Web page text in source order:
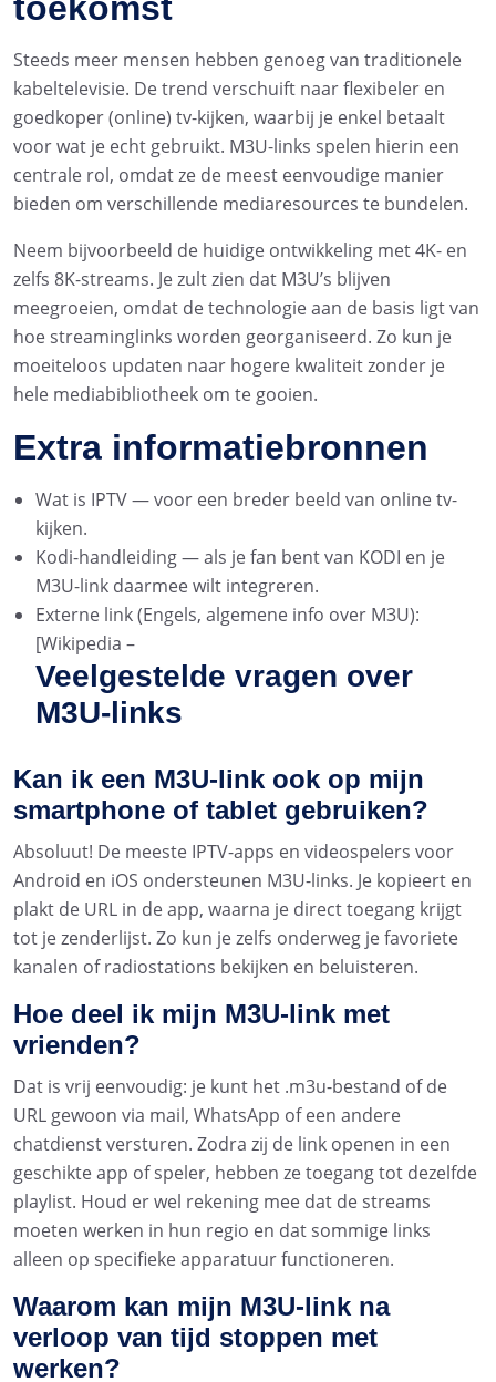
Steeds meer mensen hebben genoeg van traditionele
kabeltelevisie. De trend verschuift naar flexibeler en
goedkoper (online) tv-kijken, waarbij je enkel betaalt
voor wat je echt gebruikt. M3U-links spelen hierin een
centrale rol, omdat ze de meest eenvoudige manier
bieden om verschillende mediaresources te bundelen.
Neem bijvoorbeeld de huidige ontwikkeling met 4K- en
zelfs 8K-streams. Je zult zien dat M3U’s blijven
meegroeien, omdat de technologie aan de basis ligt van
hoe streaminglinks worden georganiseerd. Zo kun je
moeiteloos updaten naar hogere kwaliteit zonder je
hele mediabibliotheek om te gooien.
Extra informatiebronnen
Wat is IPTV — voor een breder beeld van online tv-
kijken.
Kodi-handleiding — als je fan bent van KODI en je
M3U-link daarmee wilt integreren.
Externe link (Engels, algemene info over M3U):
[Wikipedia –
Veelgestelde vragen over
M3U-links
Kan ik een M3U-link ook op mijn
smartphone of tablet gebruiken?
Absoluut! De meeste IPTV-apps en videospelers voor
Android en iOS ondersteunen M3U-links. Je kopieert en
plakt de URL in de app, waarna je direct toegang krijgt
tot je zenderlijst. Zo kun je zelfs onderweg je favoriete
kanalen of radiostations bekijken en beluisteren.
Hoe deel ik mijn M3U-link met
vrienden?
Dat is vrij eenvoudig: je kunt het .m3u-bestand of de
URL gewoon via mail, WhatsApp of een andere
chatdienst versturen. Zodra zij de link openen in een
geschikte app of speler, hebben ze toegang tot dezelfde
playlist. Houd er wel rekening mee dat de streams
moeten werken in hun regio en dat sommige links
alleen op specifieke apparatuur functioneren.
Waarom kan mijn M3U-link na
verloop van tijd stoppen met
werken?